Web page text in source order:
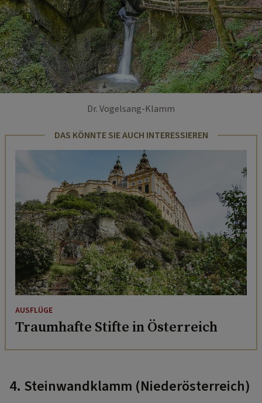
Foto: Wiki
Dr. Vogelsang-Klamm
DAS KÖNNTE SIE AUCH INTERESSIEREN
AUSFLÜGE
Traumhafte Stifte in Österreich
4. Steinwandklamm (Niederösterreich)